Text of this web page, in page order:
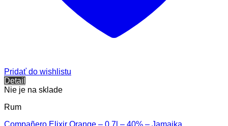
Pridať do wishlistu
Detail
Nie je na sklade
Rum